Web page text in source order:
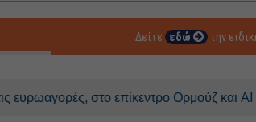
Δείτε εδώ την
στο επίκεντρο Ορμούζ και AI -